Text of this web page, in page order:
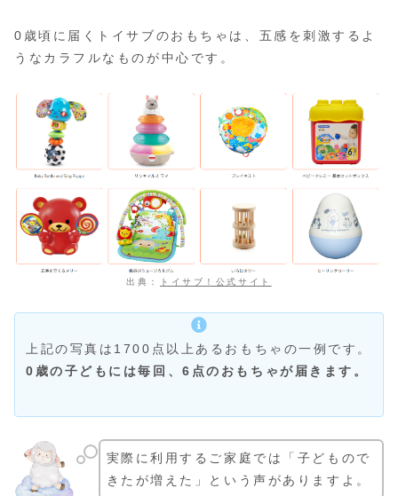
0歳頃に届くトイサブのおもちゃは、五感を刺激するよ
うなカラフルなものが中心です。
出典： トイサブ！公式サイト
上記の写真は1700点以上あるおもちゃの一例です。
0歳の子どもには毎回、6点のおもちゃが届きます。
実際に利用するご家庭では「子どもので
きたが増えた」という声がありますよ。